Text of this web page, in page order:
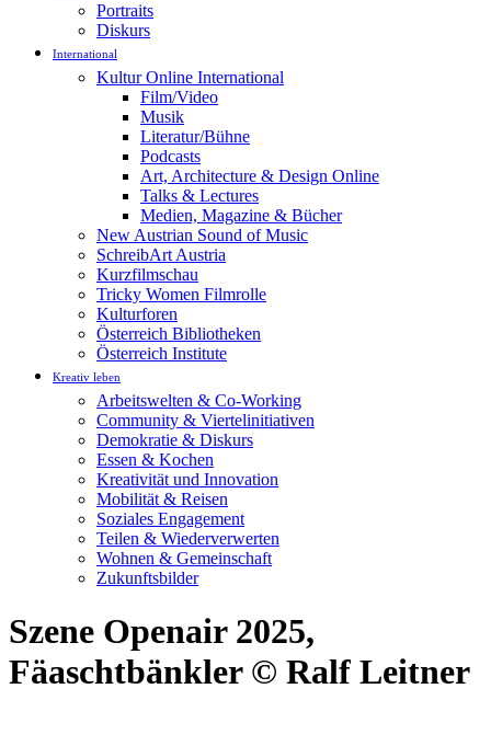
Portraits
Diskurs
International
Kultur Online International
Film/Video
Musik
Literatur/Bühne
Podcasts
Art, Architecture & Design Online
Talks & Lectures
Medien, Magazine & Bücher
New Austrian Sound of Music
SchreibArt Austria
Kurzfilmschau
Tricky Women Filmrolle
Kulturforen
Österreich Bibliotheken
Österreich Institute
Kreativ leben
Arbeitswelten & Co-Working
Community & Viertelinitiativen
Demokratie & Diskurs
Essen & Kochen
Kreativität und Innovation
Mobilität & Reisen
Soziales Engagement
Teilen & Wiederverwerten
Wohnen & Gemeinschaft
Zukunftsbilder
Szene Openair 2025,
Fäaschtbänkler © Ralf Leitner